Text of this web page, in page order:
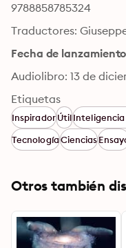
9788858785324
Traductores:
Fecha de lanzamiento
Audiolibro: 13 de
Etiquetas
InspiradorÚtil
TecnologíaCiencias
Otros también